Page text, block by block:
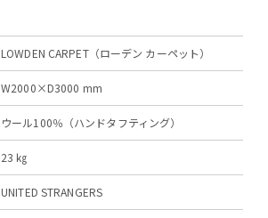
LOWDEN CARPET（ローデン カーペット）
W2000×D3000 mm
ウール100％（ハンドタフティング）
23 ㎏
UNITED STRANGERS